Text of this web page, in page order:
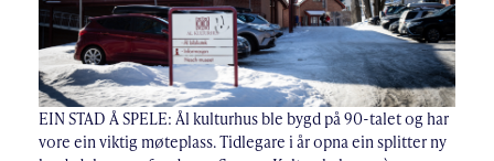
EIN STAD Å SPELE: Ål kulturhus ble bygd på 90-talet og har
vore ein viktig møteplass. Tidlegare i år opna ein splitter ny